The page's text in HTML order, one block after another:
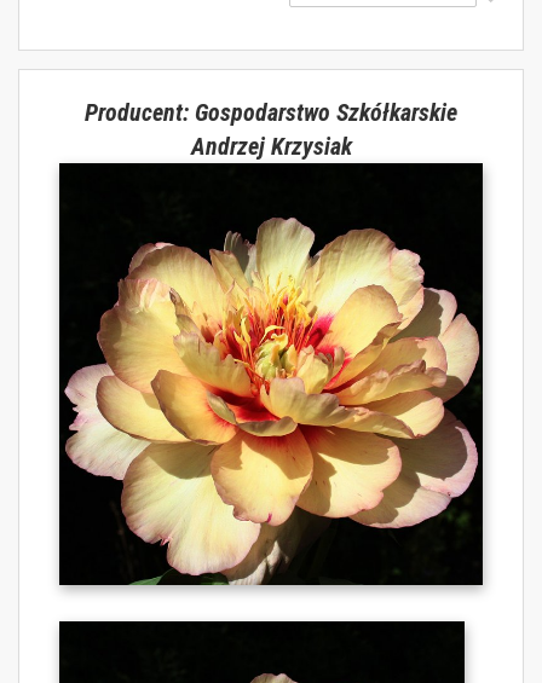
Producent: Gospodarstwo Szkółkarskie
Andrzej Krzysiak